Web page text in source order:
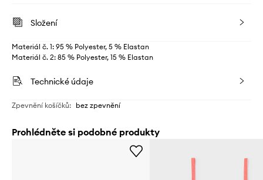
Složení
Materiál č. 1: 95 % Polyester, 5 % Elastan
Materiál č. 2: 85 % Polyester, 15 % Elastan
Technické údaje
Zpevnění košíčků: bez zpevnění
Prohlédněte si podobné produkty